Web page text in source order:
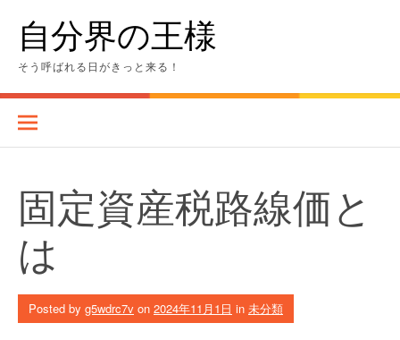
content自分界の王様
そう呼ばれる日がきっと来る！
固定資産税路線価と
は
Posted by g5wdrc7v on 2024年11月1日 in 未分類